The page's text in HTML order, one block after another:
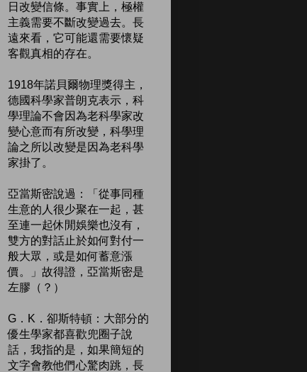
日改變信條。事實上，極權
主義需要不斷改變過去。長
遠來看，它可能還需要懷疑
客觀真相的存在。
1918年諾貝爾物理獎得主，
德國科學家普朗克表示，科
學理論不會因為老科學家改
變心意而有所改變，科學理
論之所以改變是因為老科學
家掛了。
亞當斯密說過：「從事同種
生意的人很少聚在一起，甚
至連一起休閒娛樂也沒有，
雙方的對話止於如何對付一
般大眾，或是如何蓄意漲
價。」故得證，亞當斯密是
左膠（？）
G．K．卻斯特頓：大部分的
優生學家都喜歡兜圈子說
話，我指的是，如果簡短的
文字會教他們心驚肉跳，長